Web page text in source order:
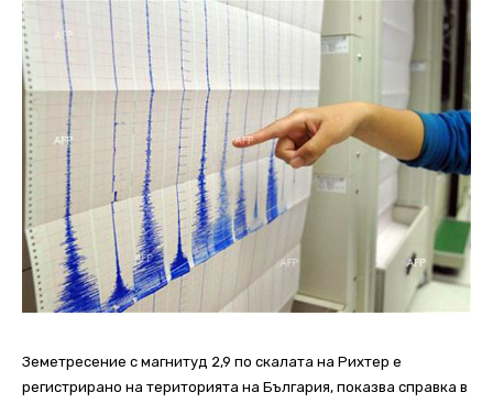
Земетресение с магнитуд 2,9 по скалата на Рихтер е
регистрирано на територията на България, показва справка в